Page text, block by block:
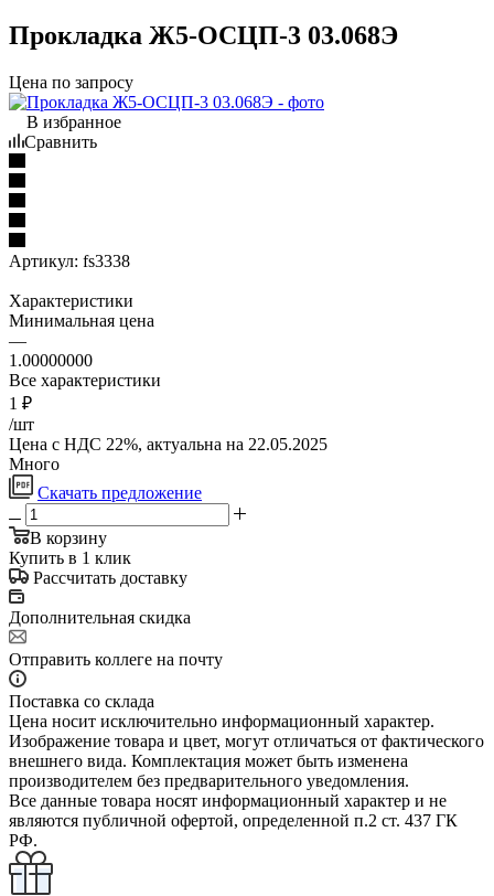
Прокладка Ж5-ОСЦП-3 03.068Э
Цена по запросу
В избранное
Сравнить
Артикул: fs3338
Характеристики
Минимальная цена
—
1.00000000
Все характеристики
1 ₽
/шт
Цена с НДС 22%, актуальна на 22.05.2025
Много
Скачать предложение
В корзину
Купить в 1 клик
Рассчитать доставку
Дополнительная скидка
Отправить коллеге на почту
Поставка со склада
Цена носит исключительно информационный характер.
Изображение товара и цвет, могут отличаться от фактического
внешнего вида. Комплектация может быть изменена
производителем без предварительного уведомления.
Все данные товара носят информационный характер и не
являются публичной офертой, определенной п.2 ст. 437 ГК
РФ.